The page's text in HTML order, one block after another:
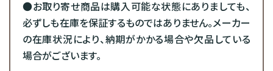
●お取り寄せ商品は購入可能な状態にありましても、
必ずしも在庫を保証するものではありません。メーカー
の在庫状況により、納期がかかる場合や欠品している
場合がございます。